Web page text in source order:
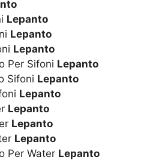
Lepanto
Lepanto
Lepanto
Per Sifoni Lepanto
Sifoni Lepanto
Lepanto
Lepanto
Lepanto
Lepanto
Per Water Lepanto